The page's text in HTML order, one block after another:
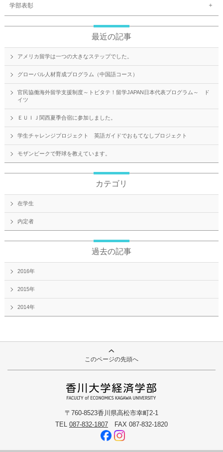
学部表彰
最近の記事
アメリカ留学は一つの大きなステップでした。
グローバル人材育成プログラム（中国語コース）
官民協働海外留学支援制度～トビタテ！留学JAPAN日本代表プログラム～ ド
イツ
ＥＵＩＪ関西夏季合宿に参加しました。
学生チャレンジプロジェクト 英語ガイドでおもてなしプロジェクト
モザンビークで野球を教えています。
カテゴリ
在学生
内定者
過去の記事
2016年
2015年
2014年
このページの先頭へ
〒760-8523香川県高松市幸町2-1
TEL 087-832-1807 FAX 087-832-1820